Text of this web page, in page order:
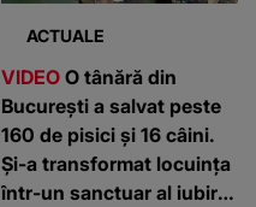
ACTUALE
VIDEO O tânără din
București a salvat peste
160 de pisici și 16 câini.
Și-a transformat locuința
într-un sanctuar al iubirii